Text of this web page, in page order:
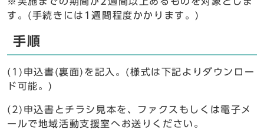
す。(手続きには1週間程度かかります。)
手順
(1)申込書(裏面)を記入。(様式は下記よりダウンロー
ド可能。)
(2)申込書とチラシ見本を、ファクスもしくは電子メ
ールで地域活動支援室へお送りください。